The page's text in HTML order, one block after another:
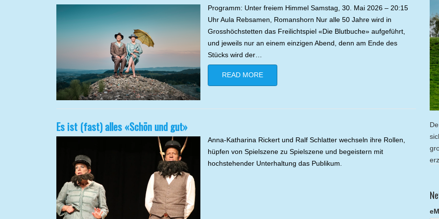
Programm: Unter freiem Himmel Samstag, 30. Mai 2026 – 20:15
Uhr Aula Rebsamen, Romanshorn Nur alle 50 Jahre wird in
Grosshöchstetten das Freilichtspiel «Die Blutbuche» aufgeführt,
und jeweils nur an einem einzigen Abend, denn am Ende des
Stücks wird der…
READ MORE
Es ist (fast) alles «Schön und gut»
Anna-Katharina Rickert und Ralf Schlatter wechseln ihre Rollen,
hüpfen von Spielszene zu Spielszene und begeistern mit
hochstehender Unterhaltung das Publikum.